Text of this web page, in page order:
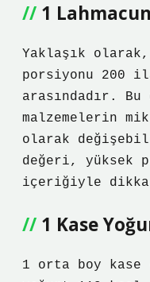
1
Yaklaşık
porsiyonu 200
arasındadır.
malzemelerin
olarak
değeri, yüksek
içeriğiyle
1 Kase
1 orta boy kase